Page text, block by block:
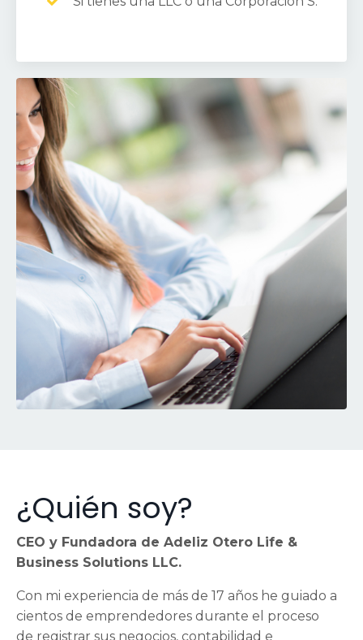
¿Quién soy?
CEO y Fundadora de Adeliz Otero Life &
Business Solutions LLC.
Con mi experiencia de más de 17 años he guiado a
cientos de emprendedores durante el proceso
de registrar sus negocios, contabilidad e